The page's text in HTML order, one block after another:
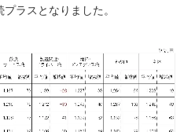
ラスとなりました。